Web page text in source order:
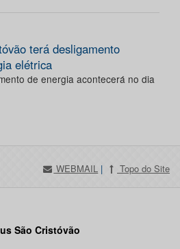
terá desligamento
elétrica
de energia acontecerá no dia
WEBMAIL | Topo do Site
São Cristóvão